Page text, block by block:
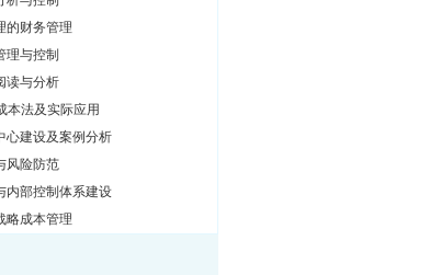
的财务管理
理与控制
读与分析
本法及实际应用
心建设及案例分析
风险防范
内部控制体系建设
略成本管理